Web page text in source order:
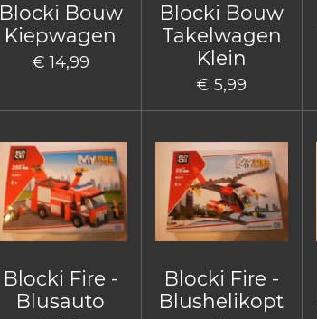
Blocki Bouw
Kiepwagen
€ 14,99
Blocki Bouw
Takelwagen
Klein
€ 5,99
Blocki Fire -
Blusauto
Blocki Fire -
Blushelikopt